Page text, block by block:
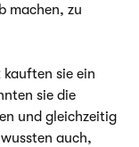
machen, zu
kauften sie ein
sie die
und gleichzeitig
auch,